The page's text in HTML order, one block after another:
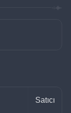
Satıcı